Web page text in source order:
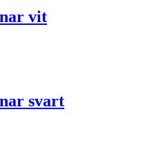
vit
svart